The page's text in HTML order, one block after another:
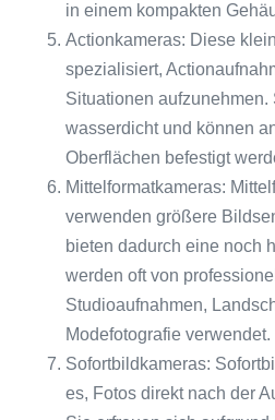
in einem kompakten
Actionkameras: Diese
spezialisiert,
Situationen aufzunehmen.
wasserdicht und können
Oberflächen befestigt
Mittelformatkameras:
verwenden größere
bieten dadurch eine noch
werden oft von
Studioaufnahmen,
Modefotografie verwendet.
Sofortbildkameras:
es, Fotos direkt nach der